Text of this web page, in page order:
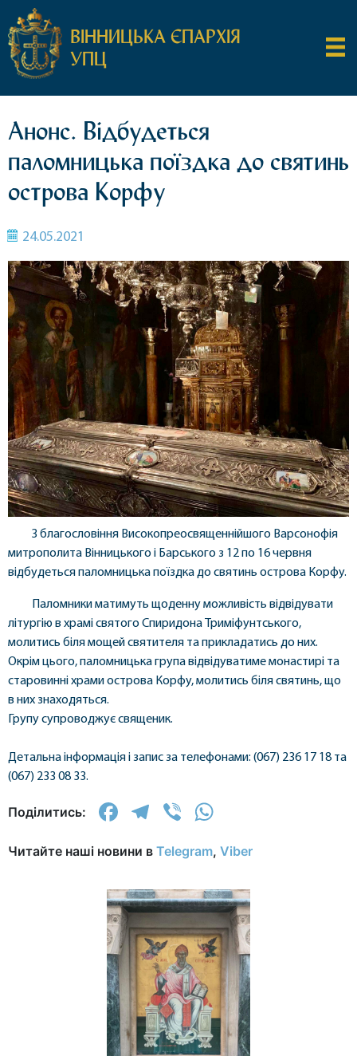
ВІННИЦЬКА ЄПАРХІЯ
УПЦ
Анонс. Відбудеться
паломницька поїздка до святинь
острова Корфу
24.05.2021
З благословіння Високопреосвященнійшого Варсонофія
митрополита Вінницького і Барського з 12 по 16 червня
відбудеться паломницька поїздка до святинь острова Корфу.
Паломники матимуть щоденну можливість відвідувати
літургію в храмі святого Спиридона Триміфунтського,
молитись біля мощей святителя та прикладатись до них.
Окрім цього, паломницька група відвідуватиме монастирі та
старовинні храми острова Корфу, молитись біля святинь, що
в них знаходяться.
Групу супроводжує священик.
Детальна інформація і запис за телефонами: (067) 236 17 18 та
(067) 233 08 33.
Поділитись: Facebook
Telegram
Viber
Читайте наші новини в Telegram, Viber